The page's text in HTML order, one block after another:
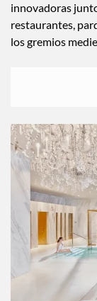
innovadoras
restaurantes,
los gremios